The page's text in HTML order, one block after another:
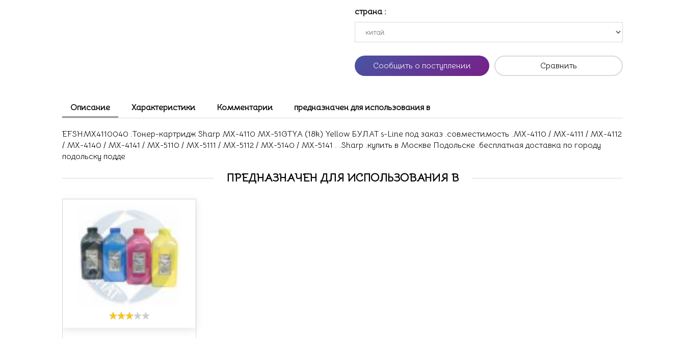
страна :
Сообщить о поступлении Сравнить
Описание Характеристики Комментарии предназначен для использования в
EFSHMX4110040 .Тонер-картридж Sharp MX-4110 MX-51GTYA (18k) Yellow БУЛАТ s-Line под заказ .совместимость .MX-4110 / MX-4111 / MX-4112
/ MX-4140 / MX-4141 / MX-5110 / MX-5111 / MX-5112 / MX-5140 / MX-5141 . .Sharp .купить в Москве Подольске .бесплатная доставка по городу
подольску подде
ПРЕДНАЗНАЧЕН ДЛЯ ИСПОЛЬЗОВАНИЯ В